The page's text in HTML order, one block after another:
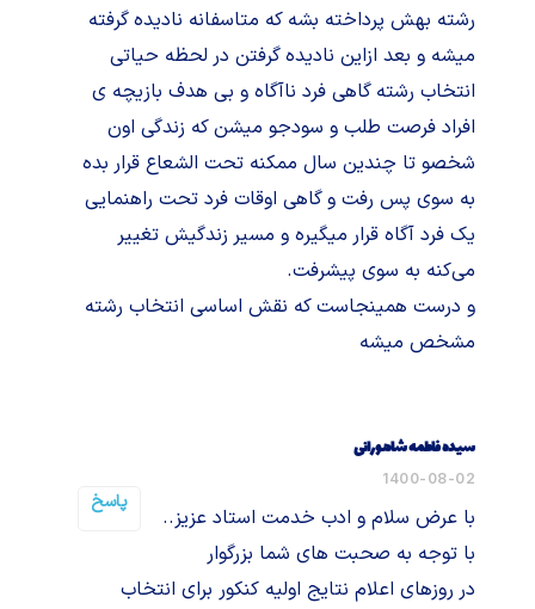
رشته بهش پرداخته بشه که متاسفانه نادیده گرفته
میشه و بعد ازاین نادیده گرفتن در لحظه حیاتی
انتخاب رشته گاهی فرد ناآگاه و بی هدف بازیچه ی
افراد فرصت طلب و سودجو میشن که زندگی اون
شخصو تا چندین سال ممکنه تحت الشعاع قرار بده
به سوی پس رفت و گاهی اوقات فرد تحت راهنمایی
یک فرد آگاه قرار میگیره و مسیر زندگیش تغییر
می‌کنه به سوی پیشرفت.
و درست همینجاست که نقش اساسی انتخاب رشته
مشخص میشه
سیده فاطمه شاهورانی
1400-08-02
پاسخ
با عرض سلام و ادب خدمت استاد عزیز..
با توجه به صحبت های شما بزرگوار
در روز‌های اعلام نتایج اولیه کنکور برای انتخاب